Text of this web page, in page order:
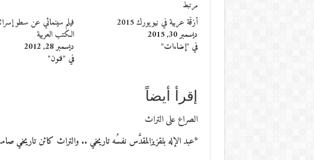
مرتبط
أزقّة عربية في نيويورك 2015
ديسمبر 30, 2015
في "إضاءات"
فيلم سينمائي عن سطو
الكتب العربية
ديسمبر 28, 2012
في "فنون"
إقرأ أيضاً
الصراع على التراث
*عبد الإله بلقزيزالمقدَّس نفسُه تاريخي .. والتراث كائن تاريخي